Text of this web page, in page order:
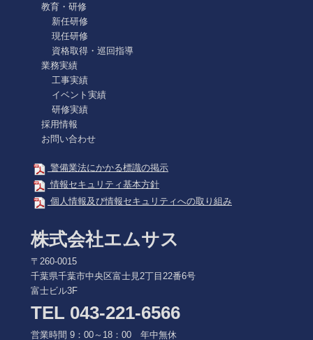
教育・研修
新任研修
現任研修
資格取得・巡回指導
業務実績
工事実績
イベント実績
研修実績
採用情報
お問い合わせ
警備業法にかかる標識の掲示
情報セキュリティ基本方針
個人情報及び情報セキュリティへの取り組み
株式会社エムサス
〒260-0015
千葉県千葉市中央区富士見2丁目22番6号
富士ビル3F
TEL 043-221-6566
営業時間 9：00～18：00 年中無休